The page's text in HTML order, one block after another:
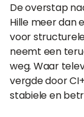
De overstap
Hille meer dan
voor
neemt een
weg. Waar
vergde door
stabiele en